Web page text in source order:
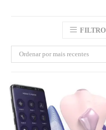
FILTRO
Ordenar por mais recentes